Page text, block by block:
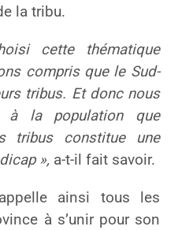
la tribu.
cette thématique
compris que le Sud-
tribus. Et donc nous
à la population que
tribus constitue une
», a-t-il fait savoir.
ainsi tous les
à s’unir pour son